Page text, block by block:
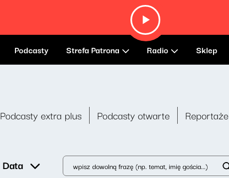
Podcasty Strefa Patrona Radio Sklep
Podcasty extra plus Podcasty otwarte Reportaże
Data